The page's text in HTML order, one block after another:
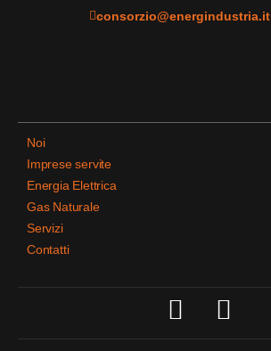
consorzio@energindustria.it
Noi
Imprese servite
Energia Elettrica
Gas Naturale
Servizi
Contatti